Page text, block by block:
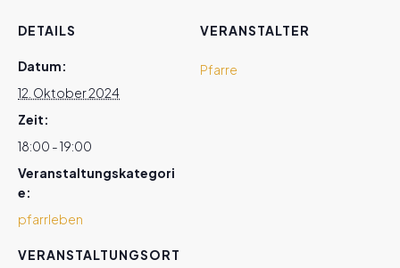
DETAILS
Datum:
12. Oktober 2024
Zeit:
18:00 - 19:00
Veranstaltungskategori
e:
pfarrleben
VERANSTALTUNGSORT
VERANSTALTER
Pfarre